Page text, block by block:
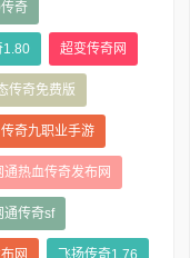
奇
1.80 超变传奇网
传奇免费版
传奇九职业手游
通热血传奇发布网
通传奇sf
网 飞扬传奇1.76